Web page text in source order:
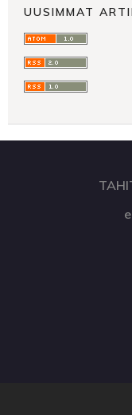
UUSIMMAT